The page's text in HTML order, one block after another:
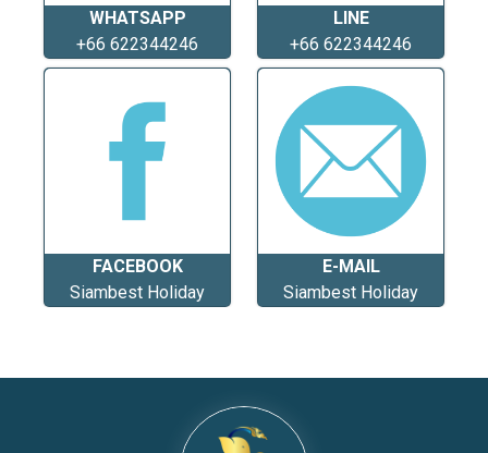
WHATSAPP
+66 622344246
LINE
+66 622344246
FACEBOOK
Siambest Holiday
E-MAIL
Siambest Holiday